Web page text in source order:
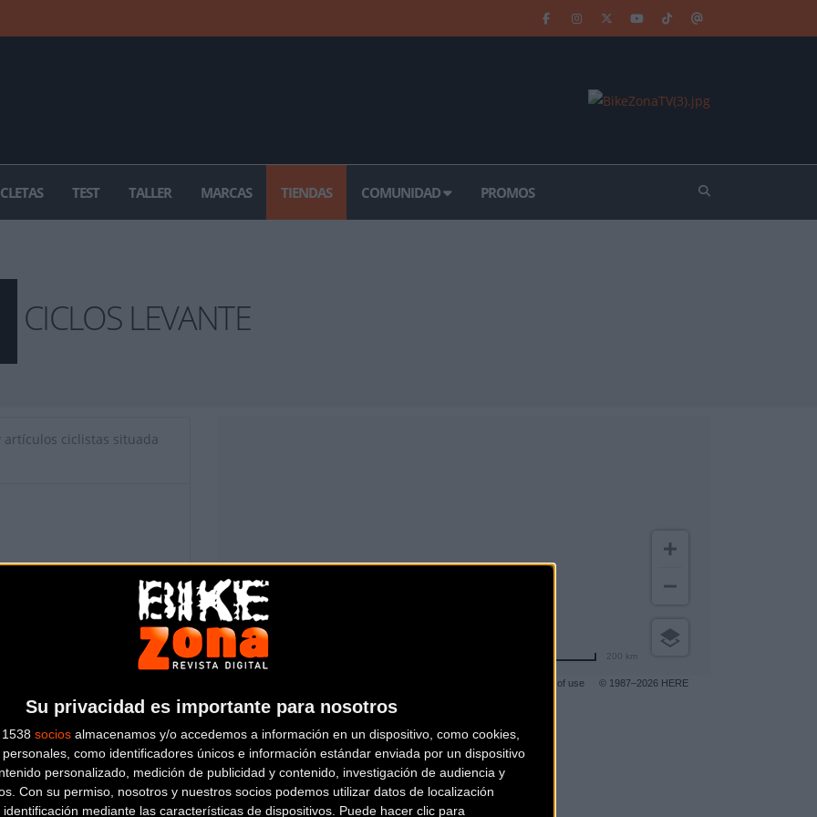
Su privacidad es importante para nosotros
socios almacenamos y/o accedemos a información en un dispositivo, como cookies,
como identificadores únicos e información estándar enviada por un dispositivo
personalizado, medición de publicidad y contenido, investigación de audiencia y
Con su permiso, nosotros y nuestros socios podemos utilizar datos de localización
mediante las características de dispositivos. Puede hacer clic para
TEST TALLER MARCAS TIENDAS COMUNIDAD PROMOS
CICLOS LEVANTE
ciclistas situada
Terms of use © 1987–2026 HERE
200 km
de esta tienda? Descubre cómohacerte tienda Premium para llegar a más clientes.